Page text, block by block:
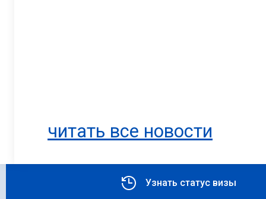
читать все новости
Узнать статус визы